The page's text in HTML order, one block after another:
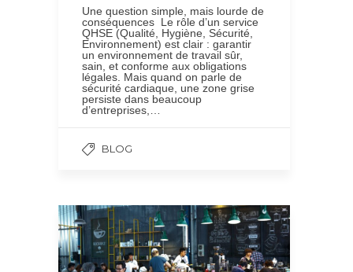
Une question simple, mais lourde de
conséquences Le rôle d’un service
QHSE (Qualité, Hygiène, Sécurité,
Environnement) est clair : garantir
un environnement de travail sûr,
sain, et conforme aux obligations
légales. Mais quand on parle de
sécurité cardiaque, une zone grise
persiste dans beaucoup
d’entreprises,…
BLOG